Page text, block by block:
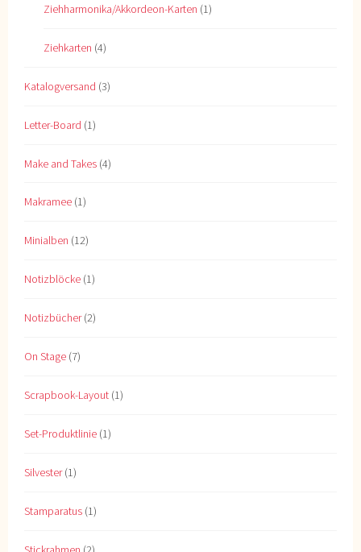
Ziehharmonika/Akkordeon-Karten (1)
Ziehkarten (4)
Katalogversand (3)
Letter-Board (1)
Make and Takes (4)
Makramee (1)
Minialben (12)
Notizblöcke (1)
Notizbücher(2)
On Stage (7)
Scrapbook-Layout (1)
Set-Produktlinie (1)
Silvester(1)
Stamparatus (1)